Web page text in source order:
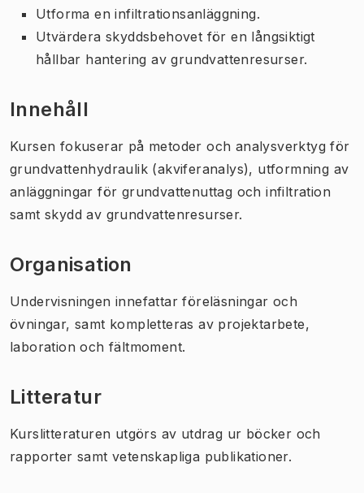
Utforma en infiltrationsanläggning.
Utvärdera skyddsbehovet för en långsiktigt
hållbar hantering av grundvattenresurser.
Innehåll
Kursen fokuserar på metoder och analysverktyg för
grundvattenhydraulik (akviferanalys), utformning av
anläggningar för grundvattenuttag och infiltration
samt skydd av grundvattenresurser.
Organisation
Undervisningen innefattar föreläsningar och
övningar, samt kompletteras av projektarbete,
laboration och fältmoment.
Litteratur
Kurslitteraturen utgörs av utdrag ur böcker och
rapporter samt vetenskapliga publikationer.